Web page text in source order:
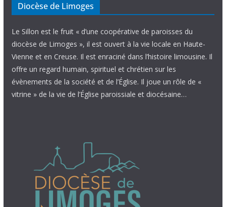
Diocèse de Limoges
Le Sillon est le fruit « d’une coopérative de paroisses du
diocèse de Limoges », il est ouvert à la vie locale en Haute-
Vienne et en Creuse. Il est enraciné dans l’histoire limousine. Il
offre un regard humain, spirituel et chrétien sur les
évènements de la société et de l’Église. Il joue un rôle de «
vitrine » de la vie de l’Église paroissiale et diocésaine…